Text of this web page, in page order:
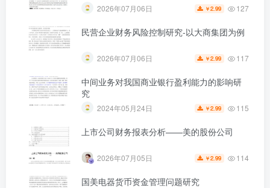
2026年07月06日 ￥2.99 127
民营企业财务风险控制研究-以大商集团为例
2026年07月06日 ￥2.99 117
中间业务对我国商业银行盈利能力的影响研
究
2024年05月24日 ￥2.99 115
上市公司财务报表分析——美的股份公司
2026年07月05日 ￥2.99 114
国美电器货币资金管理问题研究